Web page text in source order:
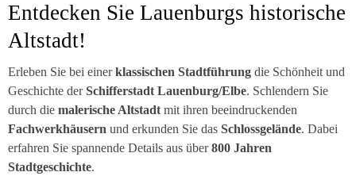
Entdecken Sie Lauenburgs historische
Altstadt!
Erleben Sie bei einerklassischen Stadtführung die Schönheit und
Geschichte derSchifferstadt Lauenburg/Elbe. Schlendern Sie
durch die malerische Altstadt mit ihren beeindruckenden
Fachwerkhäusern und erkunden Sie das Schlossgelände. Dabei
erfahren Sie spannende Details aus über800 Jahren
Stadtgeschichte.